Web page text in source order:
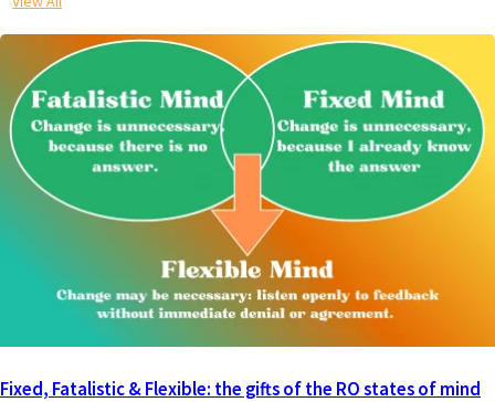
Fixed, Fatalistic & Flexible: the gifts of the RO states of mind